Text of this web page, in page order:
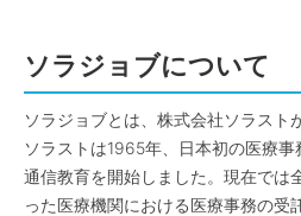
ソラジョブについて
ソラジョブとは、株式会社ソラスト
ソラストは1965年、日本初の医療事
通信教育を開始しました。現在では
った医療機関における医療事務の受